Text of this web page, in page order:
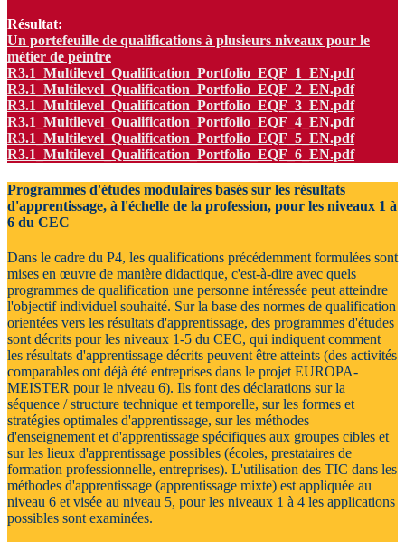
Résultat:
Un portefeuille de qualifications à plusieurs niveaux pour le
métier de peintre
R3.1_Multilevel_Qualification_Portfolio_EQF_1_EN.pdf
R3.1_Multilevel_Qualification_Portfolio_EQF_2_EN.pdf
R3.1_Multilevel_Qualification_Portfolio_EQF_3_EN.pdf
R3.1_Multilevel_Qualification_Portfolio_EQF_4_EN.pdf
R3.1_Multilevel_Qualification_Portfolio_EQF_5_EN.pdf
R3.1_Multilevel_Qualification_Portfolio_EQF_6_EN.pdf
Programmes d'études modulaires basés sur les résultats
d'apprentissage, à l'échelle de la profession, pour les niveaux 1 à
6 du CEC
Dans le cadre du P4, les qualifications précédemment formulées sont
mises en œuvre de manière didactique, c'est-à-dire avec quels
programmes de qualification une personne intéressée peut atteindre
l'objectif individuel souhaité. Sur la base des normes de qualification
orientées vers les résultats d'apprentissage, des programmes d'études
sont décrits pour les niveaux 1-5 du CEC, qui indiquent comment
les résultats d'apprentissage décrits peuvent être atteints (des activités
comparables ont déjà été entreprises dans le projet EUROPA-
MEISTER pour le niveau 6). Ils font des déclarations sur la
séquence / structure technique et temporelle, sur les formes et
stratégies optimales d'apprentissage, sur les méthodes
d'enseignement et d'apprentissage spécifiques aux groupes cibles et
sur les lieux d'apprentissage possibles (écoles, prestataires de
formation professionnelle, entreprises). L'utilisation des TIC dans les
méthodes d'apprentissage (apprentissage mixte) est appliquée au
niveau 6 et visée au niveau 5, pour les niveaux 1 à 4 les applications
possibles sont examinées.